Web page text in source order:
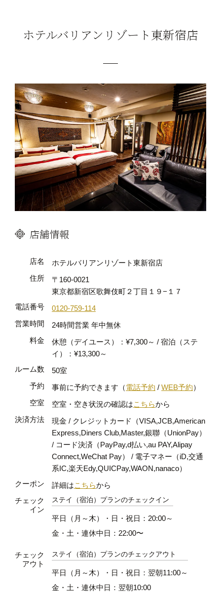
ホテルバリアンリゾート東新宿店
店舗情報
店名
ホテルバリアンリゾート東新宿店
住所
〒160-0021
東京都新宿区歌舞伎町２丁目１９−１７
電話番号
0120-759-114
営業時間
24時間営業 年中無休
料金
休憩（デイユース）：¥7,300～ / 宿泊（ステ
イ）：¥13,300～
ルーム数
50室
予約
事前に予約できます（電話予約 / WEB予約）
空室
空室・空き状況の確認はこちらから
決済方法
現金 / クレジットカード（VISA,JCB,American
Express,Diners Club,Master,銀聯（UnionPay）
/ コード決済（PayPay,d払い,au PAY,Alipay
Connect,WeChat Pay） / 電子マネー（iD,交通
系IC,楽天Edy,QUICPay,WAON,nanaco）
クーポン
詳細はこちらから
チェック
イン
ステイ（宿泊）プランのチェックイン
平日（月～木）・日・祝日：20:00～
金・土・連休中日：22:00〜
チェック
アウト
ステイ（宿泊）プランのチェックアウト
平日（月～木）・日・祝日：翌朝11:00～
金・土・連休中日：翌朝10:00